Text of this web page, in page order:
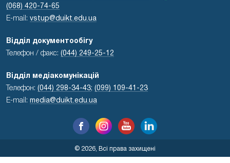
(068) 420-74-65
E-mail: vstup@duikt.edu.ua
Відділ документообігу
Телефон / факс: (044) 249-25-12
Відділ медіакомунікацій
Телефон: (044) 298-34-43; (099) 109-41-23
E-mail: media@duikt.edu.ua
© 2026, Всі права захищені